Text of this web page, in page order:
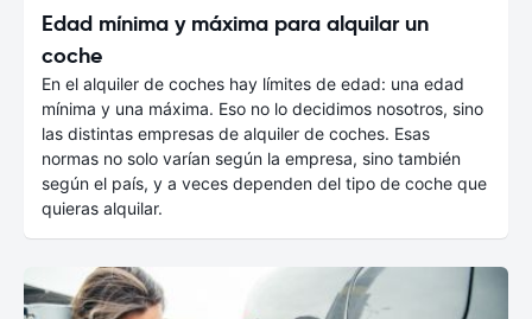
Edad mínima y máxima para alquilar un
coche
En el alquiler de coches hay límites de edad: una edad
mínima y una máxima. Eso no lo decidimos nosotros, sino
las distintas empresas de alquiler de coches. Esas
normas no solo varían según la empresa, sino también
según el país, y a veces dependen del tipo de coche que
quieras alquilar.